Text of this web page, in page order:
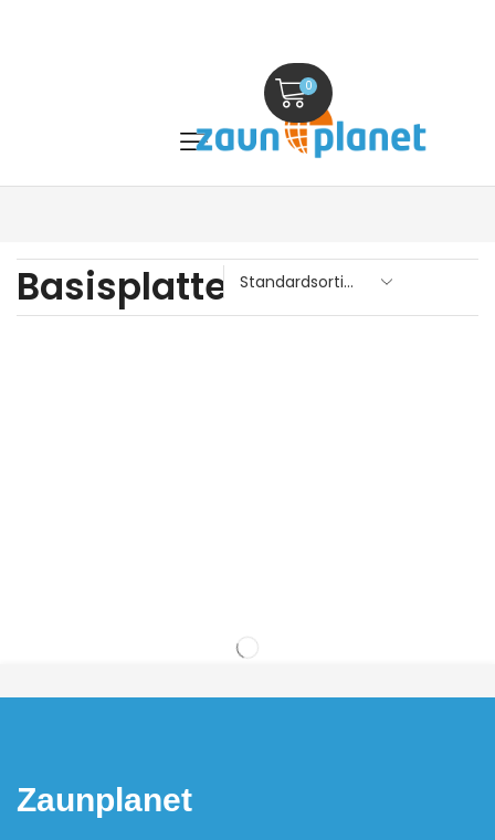
0
Basisplatte
Zaunplanet